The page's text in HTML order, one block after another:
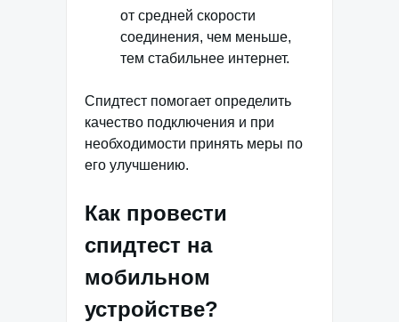
от средней скорости
соединения, чем меньше,
тем стабильнее интернет.
Спидтест помогает определить
качество подключения и при
необходимости принять меры по
его улучшению.
Как провести
спидтест на
мобильном
устройстве?